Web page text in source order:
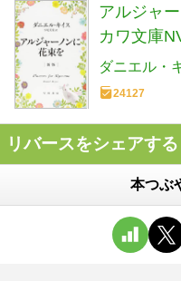
アルジャ
カワ文庫
ダニエル・
24127
リバースをシェアする
本つぶ